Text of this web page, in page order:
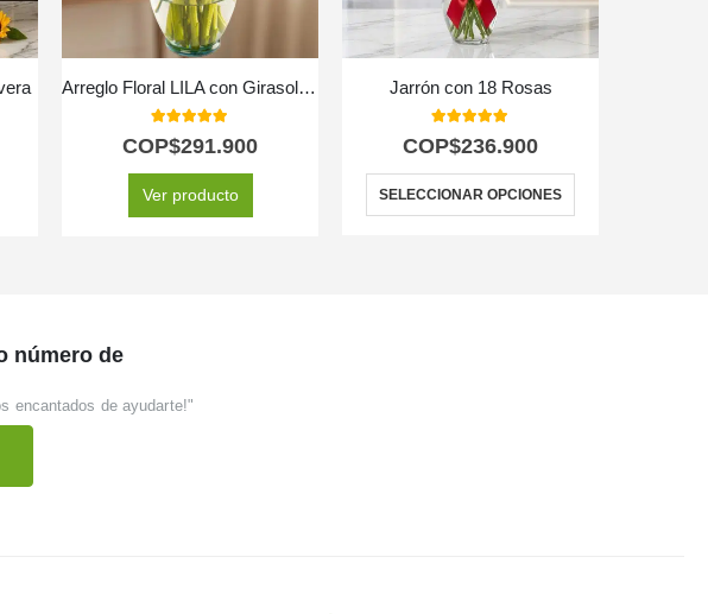
Arreglo Floral LILA con Girasoles: Un Regalo Radiante de Amor y Gratitud 🌻
5.00
COP$291.900
Ver producto
Jarrón con 18 Rosas
5.00
COP$236.900
SELECCIONAR OPCIONES
número de
encantados de ayudarte!"